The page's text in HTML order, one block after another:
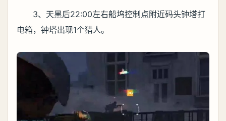
3、天黑后22:00左右船坞控制点附近码头钟塔打
电箱，钟塔出现1个猎人。